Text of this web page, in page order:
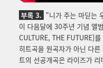
부록 3. "니가 주는 마딛는
이 다음달에 30주년 기념 앨
CULTURE, THE FUTURE]
히트곡을 원곡자가 아닌 다
트의 선공개곡은 라이즈가